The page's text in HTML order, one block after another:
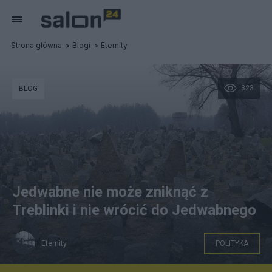
Strona główna Blogi Eternity
323
BLOG
Jedwabne nie może zniknąć z
Treblinki i nie wrócić do Jedwabnego
Eternity POLITYKA